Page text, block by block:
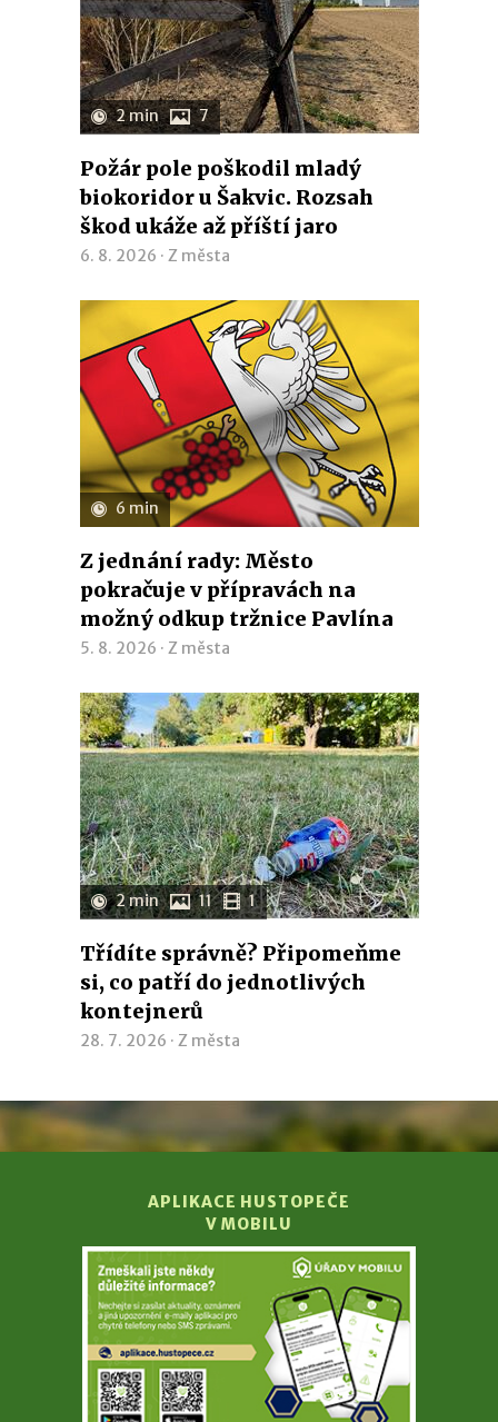
2 min 7
Požár pole poškodil mladý
biokoridor u Šakvic. Rozsah
škod ukáže až příští jaro
6. 8. 2026 · Z města
6 min
Z jednání rady: Město
pokračuje v přípravách na
možný odkup tržnice Pavlína
5. 8. 2026 · Z města
2 min 11 1
Třídíte správně? Připomeňme
si, co patří do jednotlivých
kontejnerů
28. 7. 2026 · Z města
APLIKACE HUSTOPEČE
V MOBILU